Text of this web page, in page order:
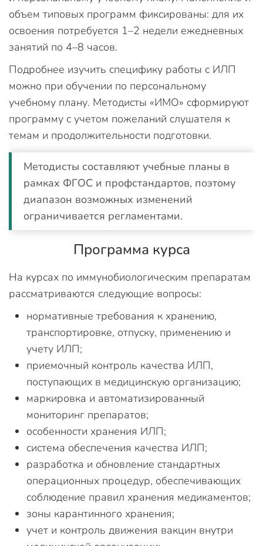
объем типовых программ фиксированы: для их
освоения потребуется 1–2 недели ежедневных
занятий по 4–8 часов.
Подробнее изучить специфику работы с ИЛП
можно при обучении по персональному
учебному плану. Методисты «ИМО» сформируют
программу с учетом пожеланий слушателя к
темам и продолжительности подготовки.
Методисты составляют учебные планы в
рамках ФГОС и профстандартов, поэтому
диапазон возможных изменений
ограничивается регламентами.
Программа курса
На курсах по иммунобиологическим препаратам
рассматриваются следующие вопросы:
нормативные требования к хранению,
транспортировке, отпуску, применению и
учету ИЛП;
приемочный контроль качества ИЛП,
поступающих в медицинскую организацию;
маркировка и автоматизированный
мониторинг препаратов;
особенности хранения ИЛП;
система обеспечения качества ИЛП;
разработка и обновление стандартных
операционных процедур, обеспечивающих
соблюдение правил хранения медикаментов;
зоны карантинного хранения;
учет и контроль движения вакцин внутри